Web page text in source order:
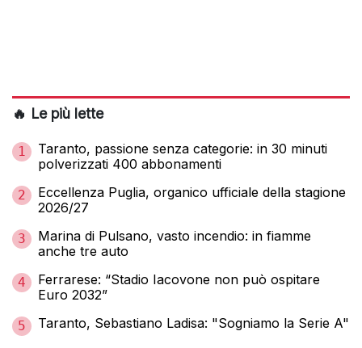
🔥 Le più lette
1
Taranto, passione senza categorie: in 30 minuti
polverizzati 400 abbonamenti
2
Eccellenza Puglia, organico ufficiale della stagione
2026/27
3
Marina di Pulsano, vasto incendio: in fiamme
anche tre auto
4
Ferrarese: “Stadio Iacovone non può ospitare
Euro 2032”
5 Taranto, Sebastiano Ladisa: "Sogniamo la Serie A"